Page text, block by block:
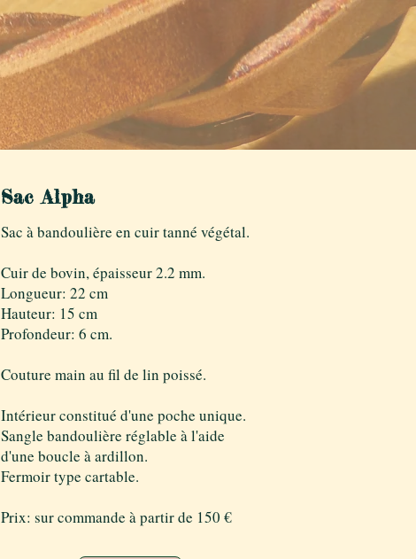
Sac Alpha
Sac à bandoulière en cuir tanné végétal.
Cuir de bovin, épaisseur 2.2 mm.
Longueur: 22 cm
Hauteur: 15 cm
Profondeur: 6 cm.
Couture main au fil de lin poissé.
Intérieur constitué d'une poche unique.
Sangle bandoulière réglable à l'aide
d'une boucle à ardillon.
Fermoir type cartable.
Prix: sur commande à partir de 150 €